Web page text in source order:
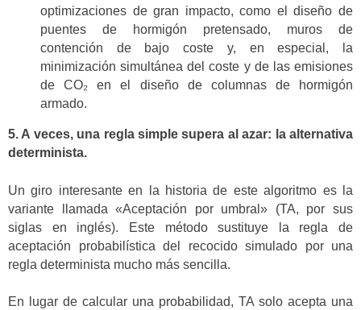
optimizaciones de gran impacto, como el diseño de
puentes de hormigón pretensado, muros de
contención de bajo coste y, en especial, la
minimización simultánea del coste y de las emisiones
de CO₂ en el diseño de columnas de hormigón
armado.
5. A veces, una regla simple supera al azar: la alternativa
determinista.
Un giro interesante en la historia de este algoritmo es la
variante llamada «Aceptación por umbral» (TA, por sus
siglas en inglés). Este método sustituye la regla de
aceptación probabilística del recocido simulado por una
regla determinista mucho más sencilla.
En lugar de calcular una probabilidad, TA solo acepta una